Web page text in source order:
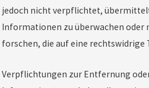
jedoch nicht verpflichtet,
Informationen zu überwachen oder
forschen, die auf eine rechtswidrige
Verpflichtungen zur Entfernung